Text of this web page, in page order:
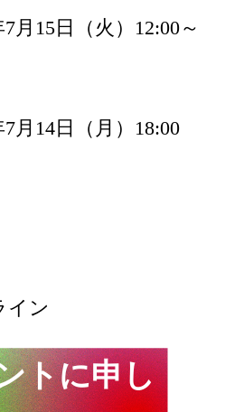
7月15日（火）12:00～
7月14日（月）18:00
イン
トに申し